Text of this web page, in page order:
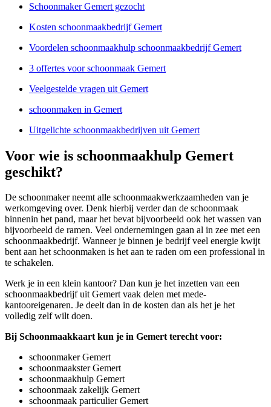
Schoonmaker Gemert gezocht
Kosten schoonmaakbedrijf Gemert
Voordelen schoonmaakhulp schoonmaakbedrijf Gemert
3 offertes voor schoonmaak Gemert
Veelgestelde vragen uit Gemert
schoonmaken in Gemert
Uitgelichte schoonmaakbedrijven uit Gemert
Voor wie is schoonmaakhulp Gemert
geschikt?
De schoonmaker neemt alle schoonmaakwerkzaamheden van je
werkomgeving over. Denk hierbij verder dan de schoonmaak
binnenin het pand, maar het bevat bijvoorbeeld ook het wassen van
bijvoorbeeld de ramen. Veel ondernemingen gaan al in zee met een
schoonmaakbedrijf. Wanneer je binnen je bedrijf veel energie kwijt
bent aan het schoonmaken is het aan te raden om een professional in
te schakelen.
Werk je in een klein kantoor? Dan kun je het inzetten van een
schoonmaakbedrijf uit Gemert vaak delen met mede-
kantooreigenaren. Je deelt dan in de kosten dan als het je het
volledig zelf wilt doen.
Bij Schoonmaakkaart kun je in Gemert terecht voor:
schoonmaker Gemert
schoonmaakster Gemert
schoonmaakhulp Gemert
schoonmaak zakelijk Gemert
schoonmaak particulier Gemert